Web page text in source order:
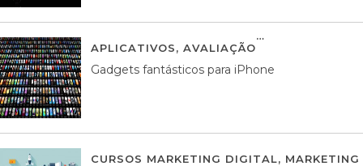
APLICATIVOS, AVALIAÇÃO
Gadgets fantásticos para iPhone
CURSOS MARKETING DIGITAL,